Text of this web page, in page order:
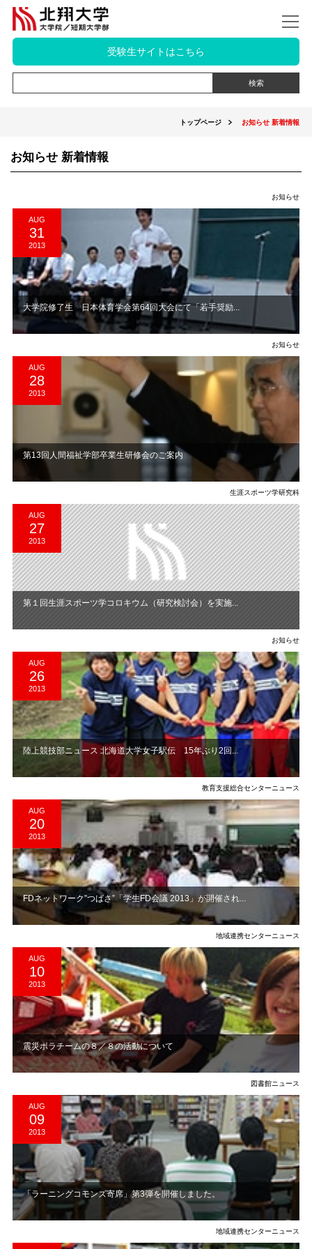
受験生サイトはこちら
トップページ お知らせ 新着情報
お知らせ 新着情報
お知らせ
AUG
31
2013
大学院修了生 日本体育学会第64回大会にて「若手奨励...
お知らせ
AUG
28
2013
第13回人間福祉学部卒業生研修会のご案内
生涯スポーツ学研究科
AUG
27
2013
第１回生涯スポーツ学コロキウム（研究検討会）を実施...
お知らせ
AUG
26
2013
陸上競技部ニュース 北海道大学女子駅伝 15年ぶり2回...
教育支援総合センターニュース
AUG
20
2013
FDネットワーク”つばさ”「学生FD会議 2013」が開催され...
地域連携センターニュース
AUG
10
2013
震災ボラチームの８／８の活動について
図書館ニュース
AUG
09
2013
「ラーニングコモンズ寄席」第3弾を開催しました。
地域連携センターニュース